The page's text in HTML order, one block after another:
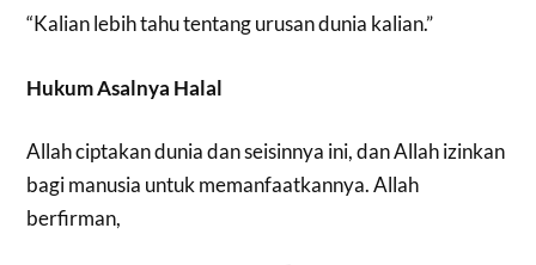
“Kalian lebih tahu tentang urusan dunia kalian.”
Hukum Asalnya Halal
Allah ciptakan dunia dan seisinnya ini, dan Allah izinkan
bagi manusia untuk memanfaatkannya. Allah
berfirman,